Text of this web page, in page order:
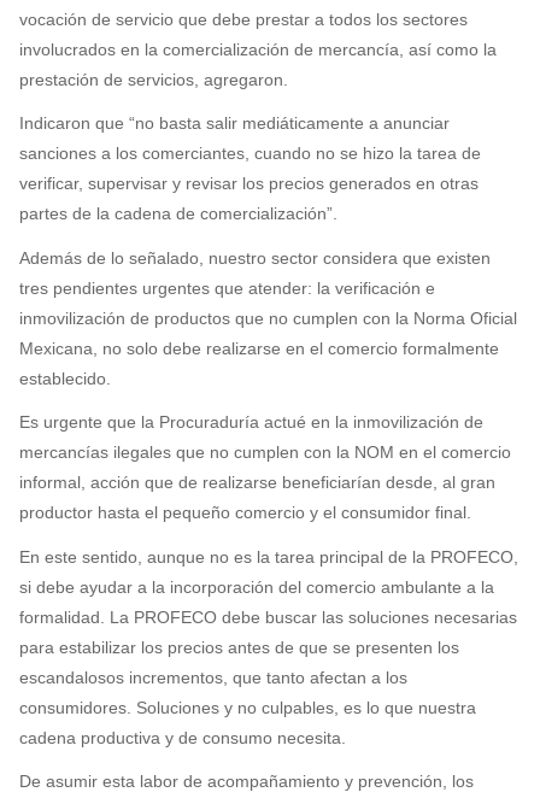
vocación de servicio que debe prestar a todos los sectores
involucrados en la comercialización de mercancía, así como la
prestación de servicios, agregaron.
Indicaron que “no basta salir mediáticamente a anunciar
sanciones a los comerciantes, cuando no se hizo la tarea de
verificar, supervisar y revisar los precios generados en otras
partes de la cadena de comercialización”.
Además de lo señalado, nuestro sector considera que existen
tres pendientes urgentes que atender: la verificación e
inmovilización de productos que no cumplen con la Norma Oficial
Mexicana, no solo debe realizarse en el comercio formalmente
establecido.
Es urgente que la Procuraduría actué en la inmovilización de
mercancías ilegales que no cumplen con la NOM en el comercio
informal, acción que de realizarse beneficiarían desde, al gran
productor hasta el pequeño comercio y el consumidor final.
En este sentido, aunque no es la tarea principal de la PROFECO,
si debe ayudar a la incorporación del comercio ambulante a la
formalidad. La PROFECO debe buscar las soluciones necesarias
para estabilizar los precios antes de que se presenten los
escandalosos incrementos, que tanto afectan a los
consumidores. Soluciones y no culpables, es lo que nuestra
cadena productiva y de consumo necesita.
De asumir esta labor de acompañamiento y prevención, los